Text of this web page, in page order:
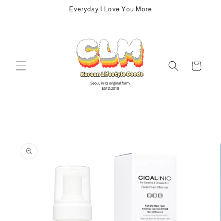
Everyday I Love You More
Carrello
sul prodotto